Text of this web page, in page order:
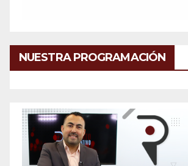
NUESTRA PROGRAMACIÓN